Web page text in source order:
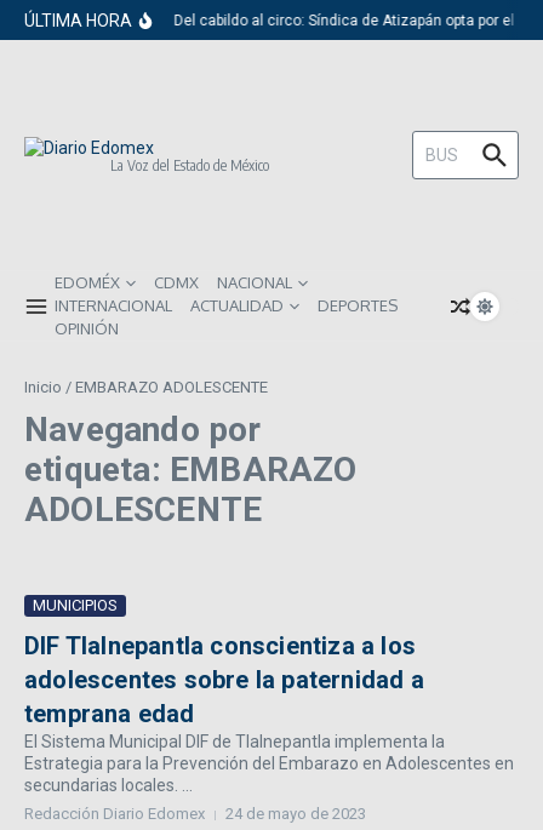
Saltar al contenido
ÚLTIMA HORA Del cabildo al circo: Síndica de Atizapán opta por el
La Voz del Estado de México
Buscar:
EDOMÉX CDMX
NACIONAL
INTERNACIONAL
ACTUALIDAD
DEPORTES
OPINIÓN
Inicio / EMBARAZO ADOLESCENTE
Navegando por
etiqueta: EMBARAZO
ADOLESCENTE
MUNICIPIOS
DIF Tlalnepantla conscientiza a los
adolescentes sobre la paternidad a
temprana edad
El Sistema Municipal DIF de Tlalnepantla implementa la
Estrategia para la Prevención del Embarazo en Adolescentes en
secundarias locales. ...
Redacción Diario Edomex 24 de mayo de 2023